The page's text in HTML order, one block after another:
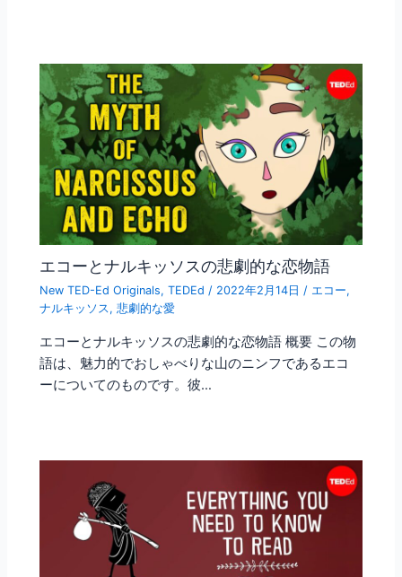
エコーとナルキッソスの悲劇的な恋物語
New TED-Ed Originals,TEDEd / 2022年2月14日/ エコー,
ナルキッソス,悲劇的な愛
エコーとナルキッソスの悲劇的な恋物語 概要 この物
語は、魅力的でおしゃべりな山のニンフであるエコ
ーについてのものです。彼…